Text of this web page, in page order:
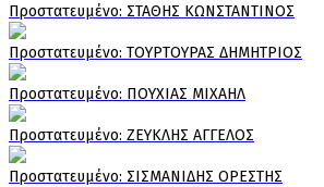
Πρoστατευμένο: ΣΤΑΘΗΣ ΚΩΝΣΤΑΝΤΙΝΟΣ
Πρoστατευμένο: ΤΟΥΡΤΟΥΡΑΣ ΔΗΜΗΤΡΙΟΣ
Πρoστατευμένο: ΠΟΥΧΙΑΣ ΜΙΧΑΗΛ
Πρoστατευμένο: ΖΕΥΚΛΗΣ ΑΓΓΕΛΟΣ
Πρoστατευμένο: ΣΙΣΜΑΝΙΔΗΣ ΟΡΕΣΤΗΣ